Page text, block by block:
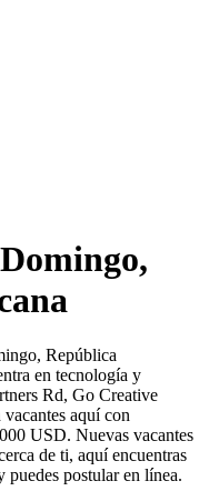
República
en tecnología y
Rd, Go Creative
aquí con
USD. Nuevas vacantes
de ti, aquí encuentras
puedes postular en línea.